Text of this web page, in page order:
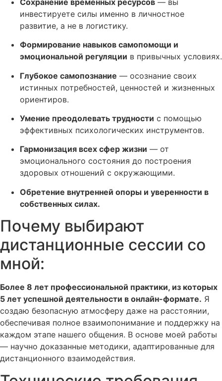
инвестируете силы именно в личностное
развитие, а не в логистику.
Формирование навыков самопомощи и
эмоциональной регуляции в привычных условиях.
Глубокое самопознание — осознание своих
истинных потребностей, ценностей и жизненных
ориентиров.
Умение преодолевать трудности с помощью
эффективных психологических инструментов.
Гармонизация всех сфер жизни — от
эмоционального состояния до построения
здоровых отношений с окружающими.
Обретение внутренней опоры и уверенности в
собственных силах.
Почему выбирают
дистанционные сессии со
мной:
Более 8 лет профессиональной практики, из которых
5 лет успешной деятельности в онлайн-формате. Я
создаю безопасную атмосферу даже на расстоянии,
обеспечивая полное взаимопонимание и поддержку на
каждом этапе нашего общения. В основе моей работы
— научно доказанные методики, адаптированные для
дистанционного взаимодействия.